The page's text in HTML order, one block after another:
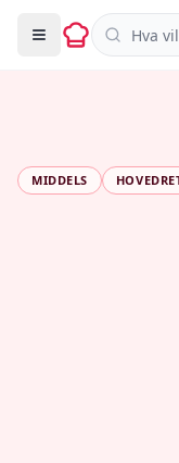
Søk i
MIDDELS